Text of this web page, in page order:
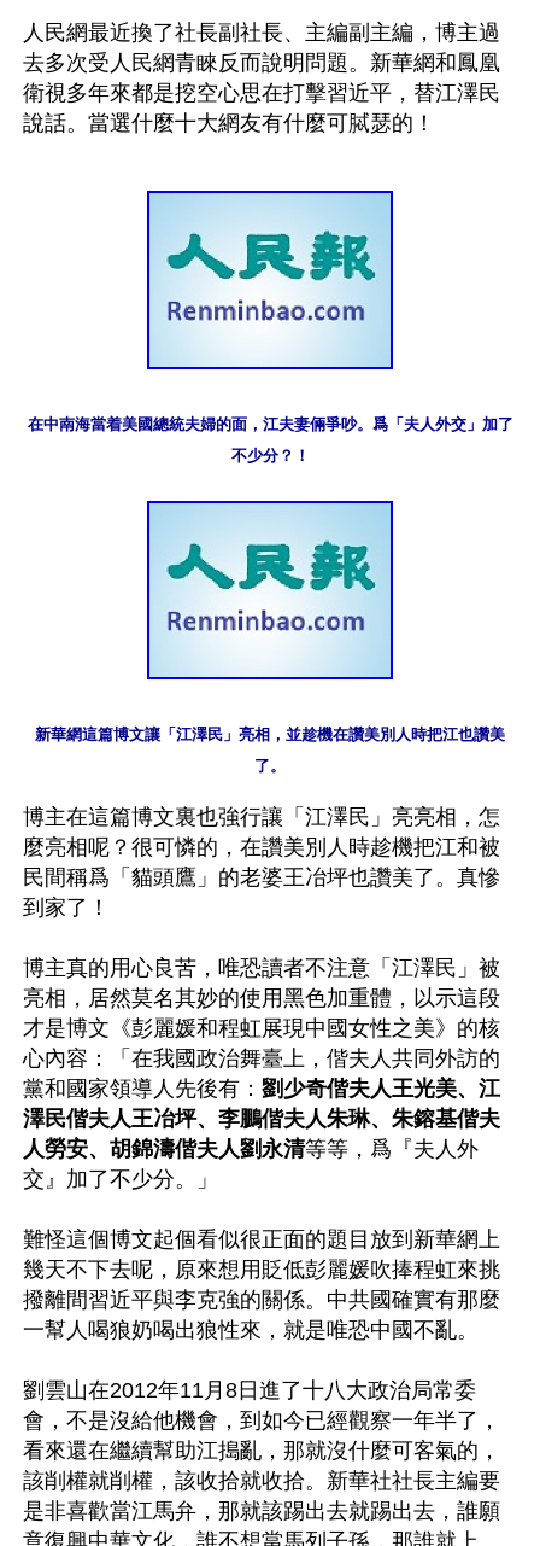
人民網最近換了社長副社長、主編副主編，博主過
去多次受人民網青睞反而說明問題。新華網和鳳凰
衛視多年來都是挖空心思在打擊習近平，替江澤民
在中南海當着美國總統夫婦的面，江夫妻倆爭吵。爲「夫人外交」加了
不少分？！
新華網這篇博文讓「江澤民」亮相，並趁機在讚美別人時把江也讚美
了。
博主在這篇博文裏也強行讓「江澤民」亮亮相，怎
麼亮相呢？很可憐的，在讚美別人時趁機把江和被
民間稱爲「貓頭鷹」的老婆王冶坪也讚美了。真慘
到家了！
博主真的用心良苦，唯恐讀者不注意「江澤民」被
亮相，居然莫名其妙的使用黑色加重體，以示這段
才是博文《彭麗媛和程虹展現中國女性之美》的核
心內容：「在我國政治舞臺上，偕夫人共同外訪的
黨和國家領導人先後有： 劉少奇偕夫人王光美、江
澤民偕夫人王冶坪、李鵬偕夫人朱琳、朱鎔基偕夫
人勞安、胡錦濤偕夫人劉永清等等，爲『夫人外
交』加了不少分。」
難怪這個博文起個看似很正面的題目放到新華網上
幾天不下去呢，原來想用貶低彭麗媛吹捧程虹來挑
撥離間習近平與李克強的關係。中共國確實有那麼
一幫人喝狼奶喝出狼性來，就是唯恐中國不亂。
劉雲山在2012年11月8日進了十八大政治局常委
會，不是沒給他機會，到如今已經觀察一年半了，
看來還在繼續幫助江搗亂，那就沒什麼可客氣的，
該削權就削權，該收拾就收拾。新華社社長主編要
是非喜歡當江馬弁，那就該踢出去就踢出去，誰願
意復興中華文化，誰不想當馬列子孫，那誰就上。